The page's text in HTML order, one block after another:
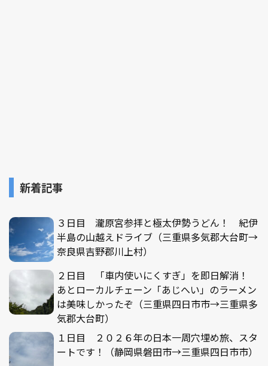
新着記事
３日目 瀧原宮参拝と極太伊勢うどん！ 紀伊
半島の山越えドライブ（三重県多気郡大台町→
奈良県吉野郡川上村）
２日目 「車内使いにくすぎ」を即日解消！
あとローカルチェーン「あじへい」のラーメン
は美味しかったぞ（三重県四日市市→三重県多
気郡大台町）
１日目 ２０２６年の日本一周穴埋め旅、スタ
ートです！（静岡県磐田市→三重県四日市市）